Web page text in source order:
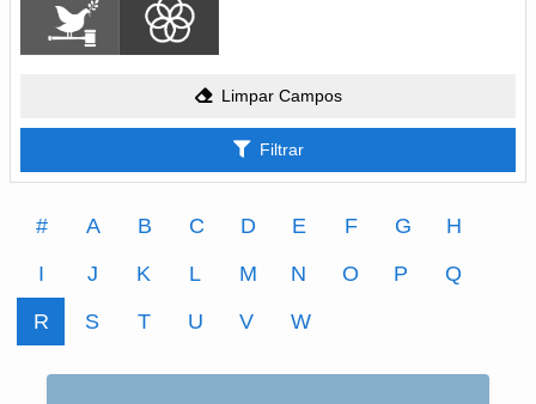
Limpar Campos
Filtrar
# A B C D E F G
H
I
J K L M N O P
Q
R
S T U V W